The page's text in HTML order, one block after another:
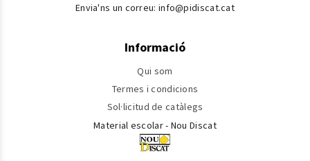
Envia'ns un correu: info@pidiscat.cat
Informació
Qui som
Termes i condicions
Sol·licitud de catàlegs
Material escolar - Nou Discat